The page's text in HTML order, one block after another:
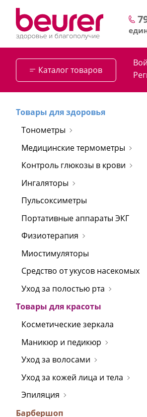
Каталог товаров
Товары для здоровья
Тонометры
Медицинские термометры
Контроль глюкозы в крови
Ингаляторы
Пульсоксиметры
Портативные аппараты ЭКГ
Физиотерапия
Миостимуляторы
Средство от укусов насекомых
Уход за полостью рта
Товары для красоты
Косметические зеркала
Маникюр и педикюр
Уход за волосами
Уход за кожей лица и тела
Эпиляция
Барбершоп